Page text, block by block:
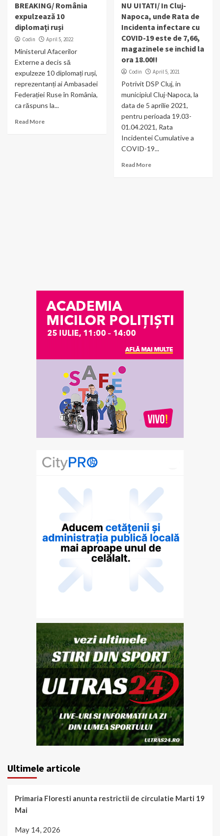
BREAKING/ România
expulzează 10
diplomați ruși
Codin April 5, 2022
Ministerul Afacerilor
Externe a decis să
expulzeze 10 diplomați ruși,
reprezentanți ai Ambasadei
Federației Ruse în România,
ca răspuns la...
Read More
NU UITATI/ In Cluj-
Napoca, unde Rata de
Incidenta infectare cu
COVID-19 este de 7,66,
magazinele se inchid la
ora 18.00!!
Codin April 5, 2021
Potrivit DSP Cluj, in
municipiul Cluj-Napoca, la
data de 5 aprilie 2021,
pentru perioada 19.03-
01.04.2021, Rata
Incidentei Cumulative a
COVID-19...
Read More
Ultimele articole
Primaria Floresti anunta restrictii de circulatie Marti 19
Mai
May 14, 2026